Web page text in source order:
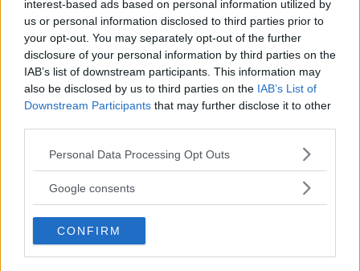
interest-based ads based on personal information utilized by
us or personal information disclosed to third parties prior to
your opt-out. You may separately opt-out of the further
disclosure of your personal information by third parties on the
IAB’s list of downstream participants. This information may
also be disclosed by us to third parties on the IAB’s List of
Downstream Participants that may further disclose it to other
Please note that this website/app uses one or more Google
not limited to your visit or usage behaviour. You may click to
use your data for below specified purposes in below Google
consent section.
Personal Data Processing Opt Outs
Google consents
CONFIRM
Kia utmanar i kombiklassen – blir omkörd
av ”gamlingen”
Nykomlingen fälls av en besvärande nackdel.